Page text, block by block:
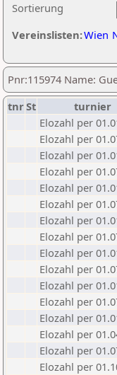
Sortierung
Vereinslisten:Wien
Pnr:115974 Name:
tnrSt turnier
Elozahl per
Elozahl per
Elozahl per
Elozahl per
Elozahl per
Elozahl per
Elozahl per
Elozahl per
Elozahl per
Elozahl per
Elozahl per
Elozahl per
Elozahl per
Elozahl per
Elozahl per
Elozahl per